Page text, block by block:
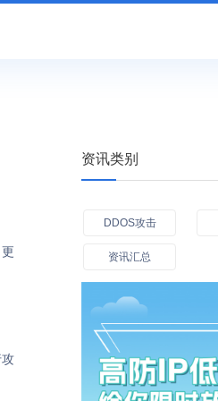
资讯类别
DDOS攻击
资讯汇总